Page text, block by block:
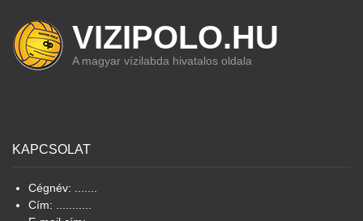
VIZIPOLO.HU
A magyar vízilabda hivatalos oldala
KAPCSOLAT
Cégnév: .......
Cím: ...........